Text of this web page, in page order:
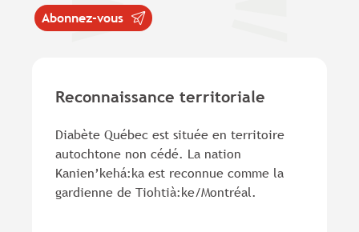
Abonnez-vous
Reconnaissance territoriale
Diabète Québec est située en territoire
autochtone non cédé. La nation
Kanien’kehá:ka est reconnue comme la
gardienne de Tiohtià:ke/Montréal.